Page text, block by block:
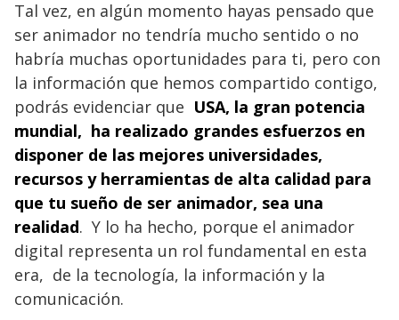
Tal vez, en algún momento hayas pensado que
ser animador no tendría mucho sentido o no
habría muchas oportunidades para ti, pero con
la información que hemos compartido contigo,
podrás evidenciar que USA, la gran potencia
mundial, ha realizado grandes esfuerzos en
disponer de las mejores universidades,
recursos y herramientas de alta calidad para
que tu sueño de ser animador, sea una
realidad. Y lo ha hecho, porque el animador
digital representa un rol fundamental en esta
era, de la tecnología, la información y la
comunicación.